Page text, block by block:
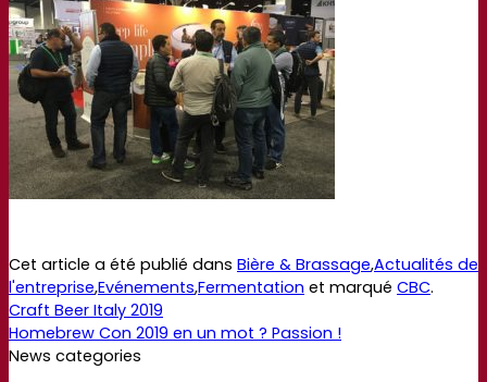
Cet article a été publié dans Bière & Brassage,Actualités de
l'entreprise,Evénements,Fermentation et marqué CBC.
Craft Beer Italy 2019
Homebrew Con 2019 en un mot ? Passion !
News categories